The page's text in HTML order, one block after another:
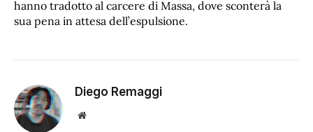
hanno tradotto al carcere di Massa, dove sconterà la
sua pena in attesa dell’espulsione.
Diego Remaggi
Sito